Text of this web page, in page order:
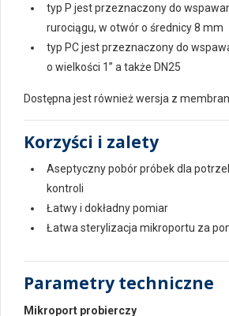
typ P jest przeznaczony do
rurociągu, w otwór o średnicy 8 mm
typ PC jest przeznaczony do
o wielkości 1” a także DN25
Dostępna jest również wersja z
Korzyści i zalety
Aseptyczny pobór próbek dla
kontroli
Łatwy i dokładny pomiar
Łatwa sterylizacja mikroportu za
Parametry techniczne
Mikroport probierczy